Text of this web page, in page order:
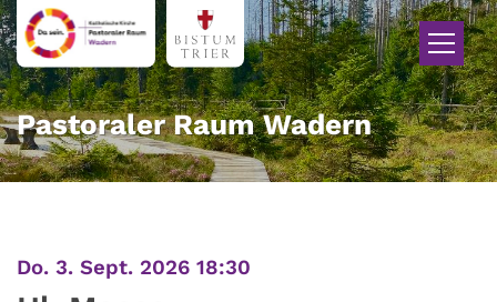
Zum Inhalt springen
Pastoraler Raum Wadern
Do. 3. Sept. 2026 18:30